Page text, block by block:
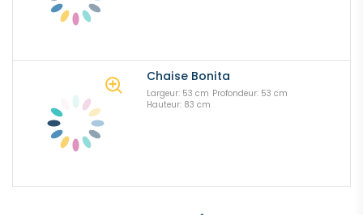
Chaise Bonita
Largeur: 53 cm Profondeur: 53 cm
Hauteur: 83 cm